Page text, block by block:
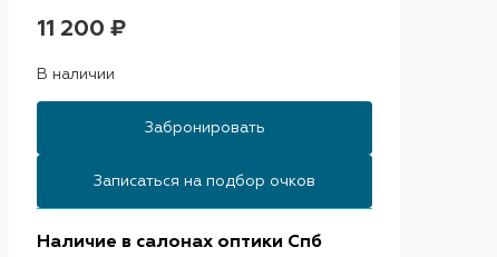
11 200 ₽
В наличии
Забронировать
Записаться на подбор очков
Наличие в салонах оптики Спб